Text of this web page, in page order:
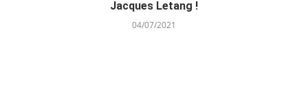
Jacques Letang !
04/07/2021